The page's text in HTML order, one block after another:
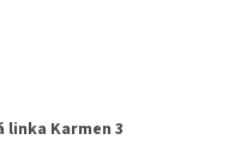
linka Karmen 3